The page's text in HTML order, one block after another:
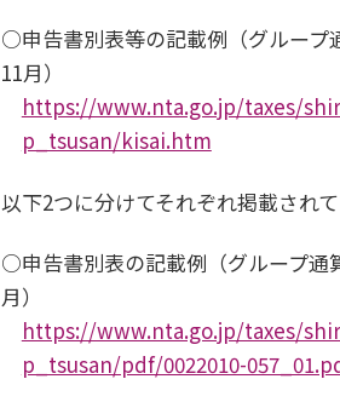
○申告書別表等の記載例（グループ
11月）
https://www.nta.go.jp/taxes/
p_tsusan/kisai.htm
以下2つに分けてそれぞれ掲載されて
○申告書別表の記載例（グループ通
月）
https://www.nta.go.jp/taxes/
p_tsusan/pdf/0022010-